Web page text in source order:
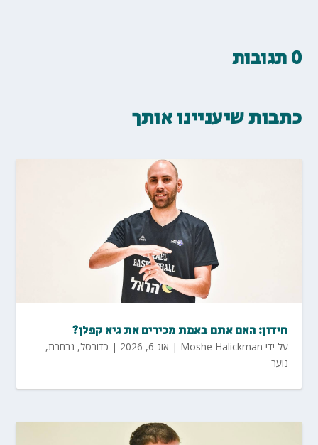
0 תגובות
כתבות שיעניינו אותך
חידון: האם אתם באמת מכירים את גיא קפלן?
על ידי Moshe Halickman
| אוג 6, 2026 | כדורסל, נבחרת,
נוער